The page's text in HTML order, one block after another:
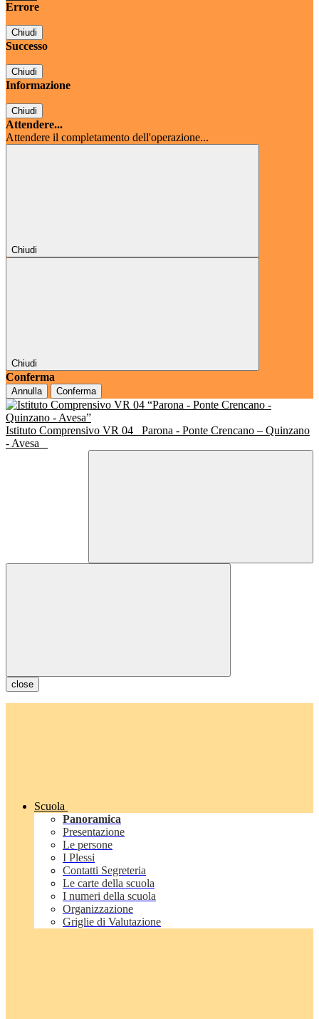
Errore
Chiudi
Successo
Chiudi
Informazione
Chiudi
Attendere...
Attendere il completamento dell'operazione...
Chiudi
Chiudi
Conferma
Annulla Conferma
Istituto Comprensivo VR 04
Parona - Ponte Crencano – Quinzano
- Avesa
close
Scuola
Panoramica
Presentazione
Le persone
I Plessi
Contatti Segreteria
Le carte della scuola
I numeri della scuola
Organizzazione
Griglie di Valutazione